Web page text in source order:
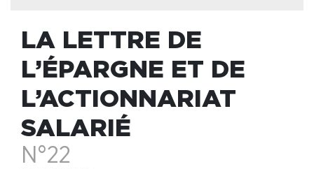
LA LETTRE DE
L’ÉPARGNE ET DE
L’ACTIONNARIAT
SALARIÉ
N°22